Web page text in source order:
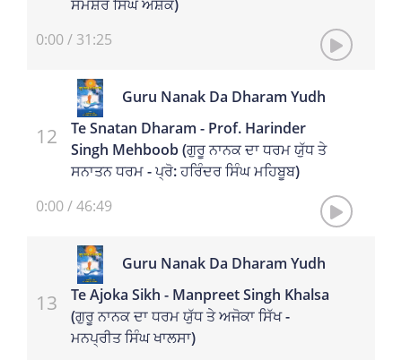
ਸਮਸ਼ੇਰ ਸਿੰਘ ਅਸ਼ੋਕ)
0:00/ 31:25
Guru Nanak Da Dharam Yudh
Te Snatan Dharam - Prof. Harinder
Singh Mehboob (ਗੁਰੂ ਨਾਨਕ ਦਾ ਧਰਮ ਯੁੱਧ ਤੇ
ਸਨਾਤਨ ਧਰਮ - ਪ੍ਰੋ: ਹਰਿੰਦਰ ਸਿੰਘ ਮਹਿਬੂਬ)
0:00/46:49
Guru Nanak Da Dharam Yudh
Te Ajoka Sikh - Manpreet Singh Khalsa
(ਗੁਰੂ ਨਾਨਕ ਦਾ ਧਰਮ ਯੁੱਧ ਤੇ ਅਜੋਕਾ ਸਿੱਖ -
ਮਨਪ੍ਰੀਤ ਸਿੰਘ ਖਾਲਸਾ)